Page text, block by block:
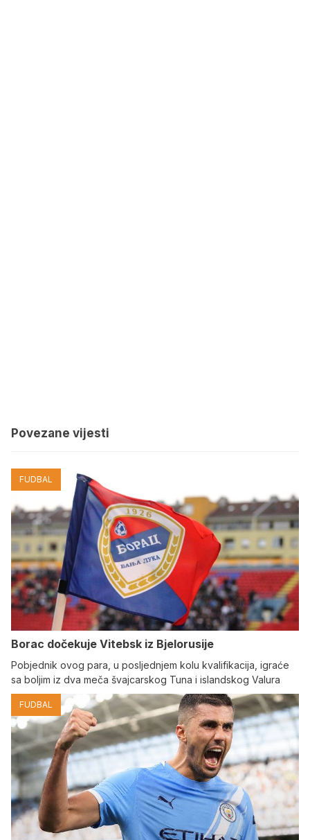
Povezane vijesti
FUDBAL
Borac dočekuje Vitebsk iz Bjelorusije
Pobjednik ovog para, u posljednjem kolu kvalifikacija, igraće
sa boljim iz dva meča švajcarskog Tuna i islandskog Valura
FUDBAL